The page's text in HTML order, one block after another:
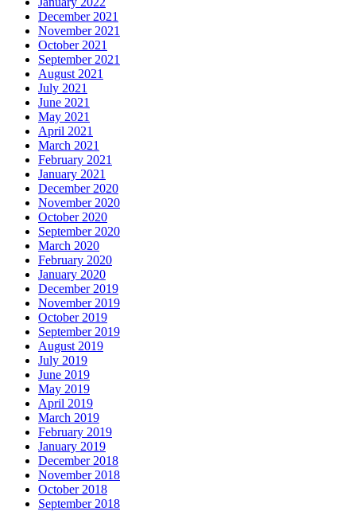
December 2021
November 2021
October 2021
September 2021
August 2021
July 2021
June 2021
May 2021
April 2021
March 2021
February 2021
January 2021
December 2020
November 2020
October 2020
September 2020
March 2020
February 2020
January 2020
December 2019
November 2019
October 2019
September 2019
August 2019
July 2019
June 2019
May 2019
April 2019
March 2019
February 2019
January 2019
December 2018
November 2018
October 2018
September 2018